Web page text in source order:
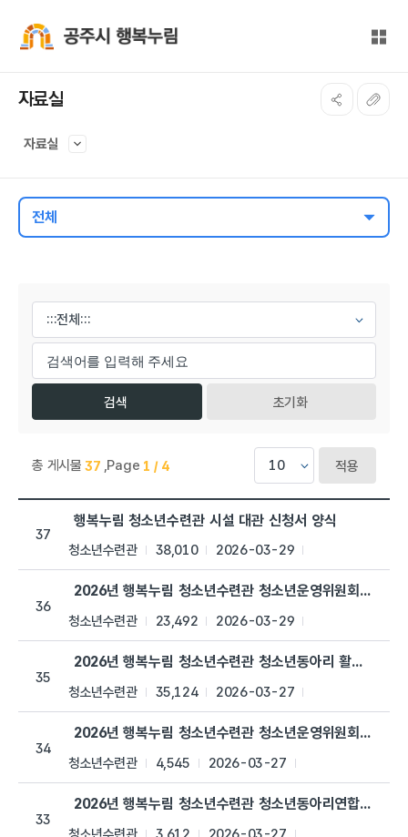
전체
자료실
자료실
전체
초기화
총 게시물 37 ,Page 1 / 4 적용
행복누림 > 자료실 목록으로 번호, 제목, 작성자, 조회수,등록일,
37
행복누림 청소년수련관 시설 대관 신청서 양식
청소년수련관 38,010 2026-03-29
36
2026년 행복누림 청소년수련관 청소년운영위원회 '이룸'
청소년수련관 23,492 2026-03-29
35
2026년 행복누림 청소년수련관 청소년동아리 활동 일지
청소년수련관 35,124 2026-03-27
34
2026년 행복누림 청소년수련관 청소년운영위원회 '이룸'
청소년수련관 4,545 2026-03-27
33
2026년 행복누림 청소년수련관 청소년동아리연합회 '키